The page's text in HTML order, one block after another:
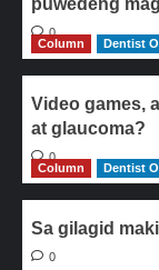
puwedeng
0
Column
Dentist
Video games,
at glaucoma?
0
Column
Dentist
Sa gilagid
0